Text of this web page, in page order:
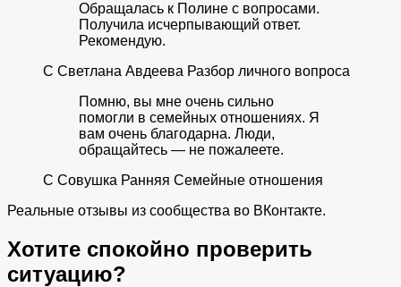
Обращалась к Полине с вопросами.
Получила исчерпывающий ответ.
Рекомендую.
С Светлана Авдеева Разбор личного вопроса
Помню, вы мне очень сильно
помогли в семейных отношениях. Я
вам очень благодарна. Люди,
обращайтесь — не пожалеете.
С Совушка Ранняя Семейные отношения
Реальные отзывы из сообщества во ВКонтакте.
Хотите спокойно проверить
ситуацию?